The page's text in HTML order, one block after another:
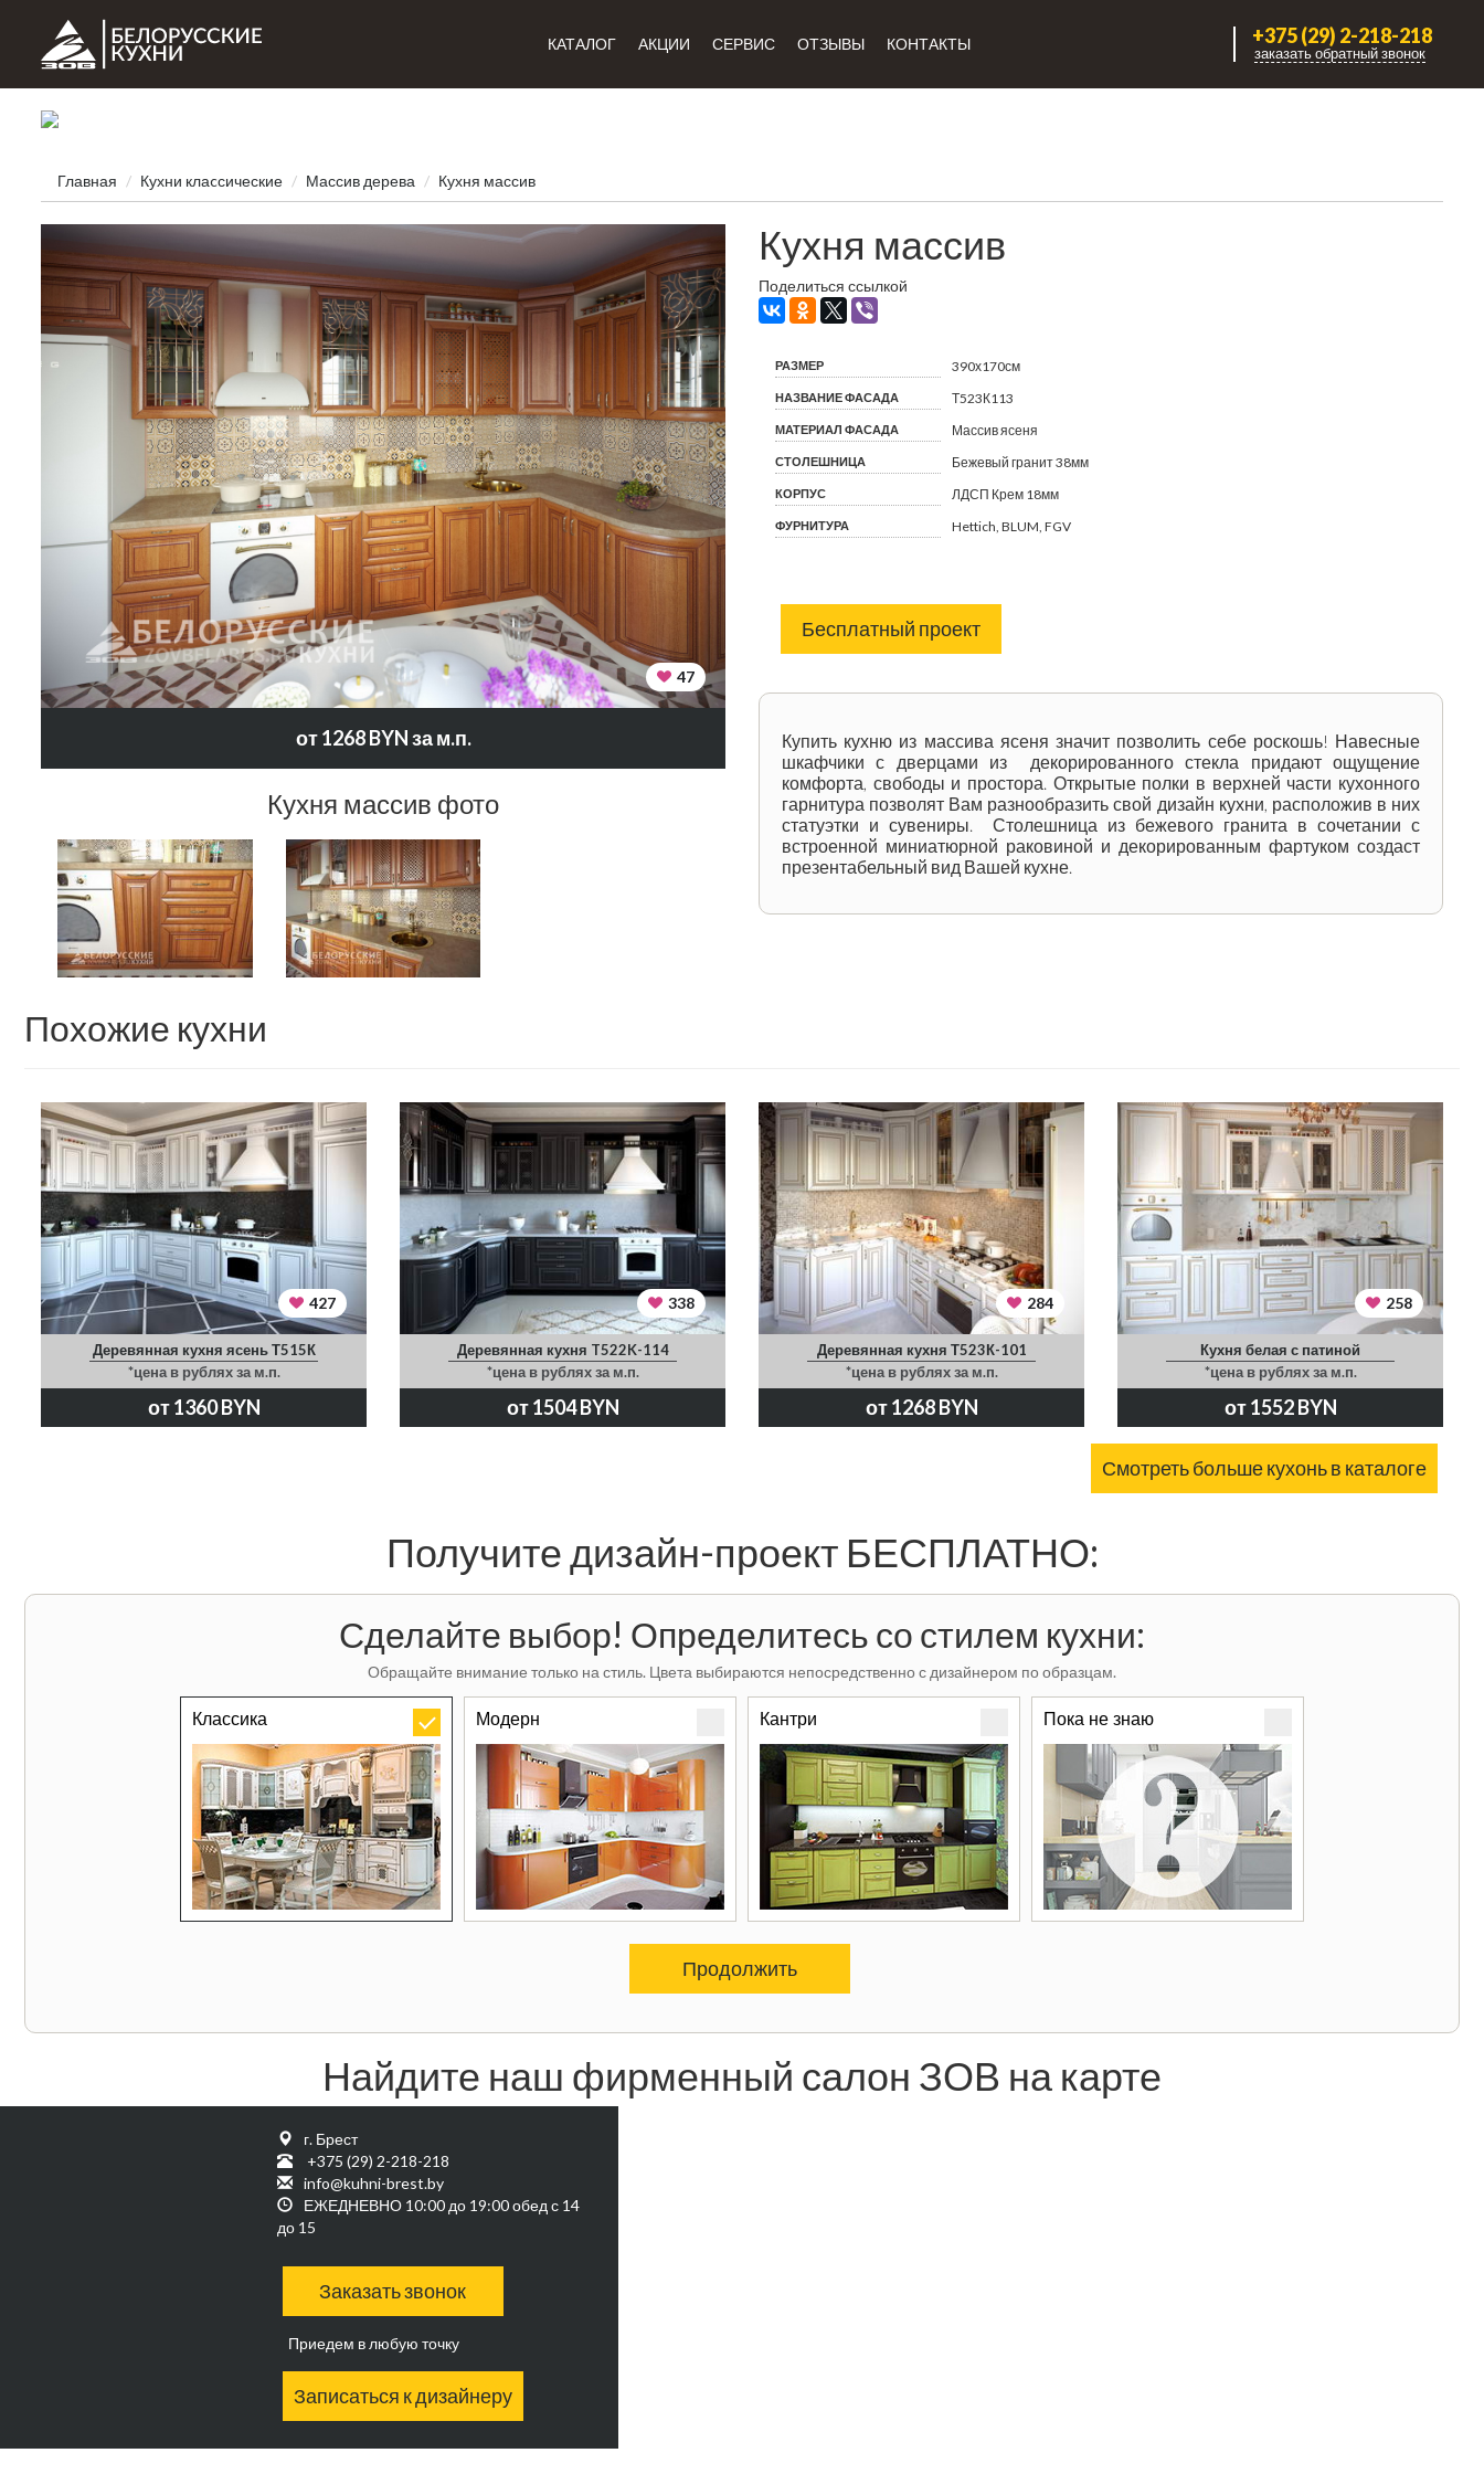
КАТАЛОГ АКЦИИ СЕРВИС ОТЗЫВЫ КОНТАКТЫ +375 (29) 2-218-218
заказать обратный звонок
Главная Кухни клаcсические Массив дерева Кухня массив
47
от 1268 BYN за м.п.
Кухня массив фото
Кухня массив
Поделиться ссылкой
РАЗМЕР 390х170см
НАЗВАНИЕ ФАСАДА Т523К113
МАТЕРИАЛ ФАСАДА Массив ясеня
СТОЛЕШНИЦА Бежевый гранит 38мм
КОРПУС ЛДСП Крем 18мм
ФУРНИТУРА Hettich, BLUM, FGV
Бесплатный проект
Купить кухню из массива ясеня значит позволить себе роскошь! Навесные
шкафчики с дверцами из декорированного стекла придают ощущение
комфорта, свободы и простора. Открытые полки в верхней части кухонного
гарнитура позволят Вам разнообразить свой дизайн кухни, расположив в них
статуэтки и сувениры. Столешница из бежевого гранита в сочетании с
встроенной миниатюрной раковиной и декорированным фартуком создаст
презентабельный вид Вашей кухне.
Похожие кухни
427
Деревянная кухня ясень Т515К
*цена в рублях за м.п.
от 1360 BYN
338
Деревянная кухня T522K-114
*цена в рублях за м.п.
от 1504 BYN
284
Деревянная кухня Т523К-101
*цена в рублях за м.п.
от 1268 BYN
258
Кухня белая с патиной
*цена в рублях за м.п.
от 1552 BYN
Смотреть больше кухонь в каталоге
Получите дизайн-проект БЕСПЛАТНО:
Сделайте выбор! Определитесь со стилем кухни:
Обращайте внимание только на стиль. Цвета выбираются непосредственно с дизайнером по образцам.
Классика Модерн Кантри Пока не знаю
Продолжить
Найдите наш фирменный салон ЗОВ на карте
г. Брест
+375 (29) 2-218-218
info@kuhni-brest.by
ЕЖЕДНЕВНО 10:00 до 19:00 обед с 14
до 15
Заказать звонок
Приедем в любую точку
Записаться к дизайнеру